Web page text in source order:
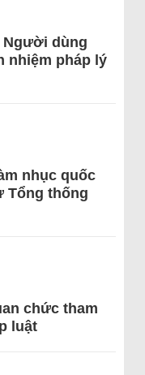
Người dùng
nhiệm pháp lý
nhục quốc
Tổng thống
chức tham
luật